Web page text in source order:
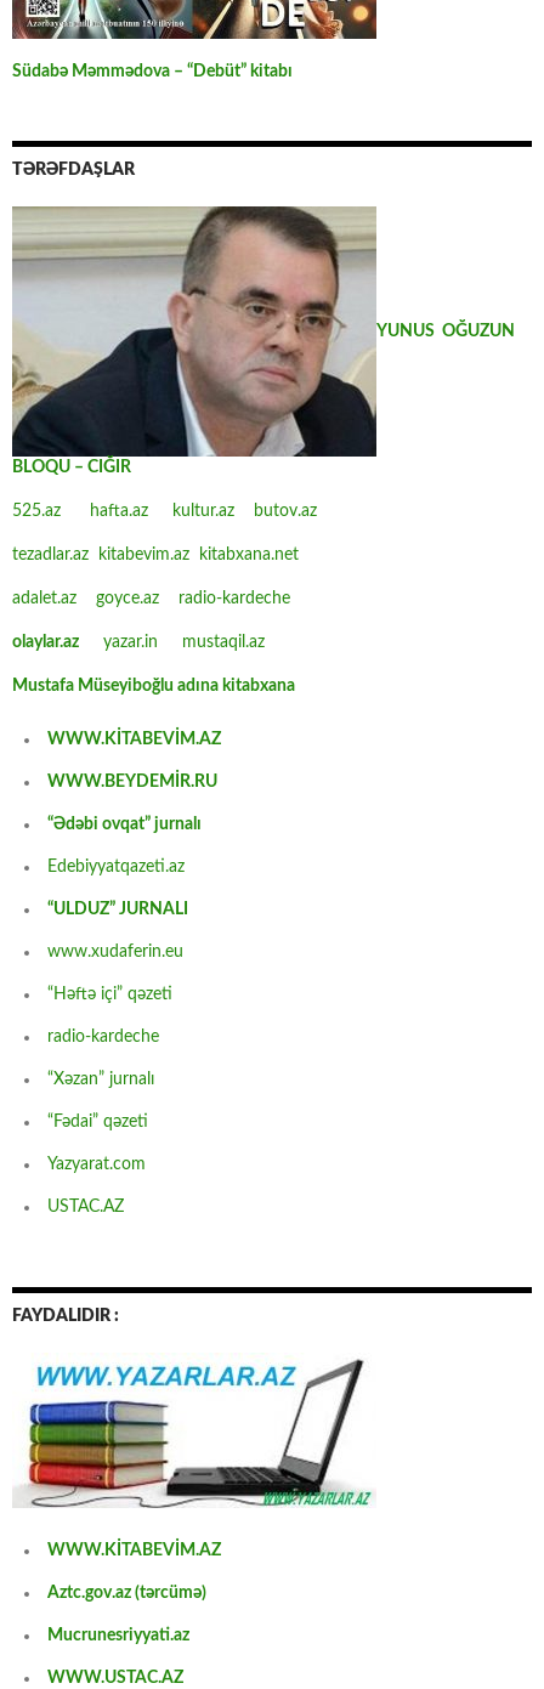
Südabə Məmmədova – “Debüt” kitabı
TƏRƏFDAŞLAR
YUNUS OĞUZUN
BLOQU – CIĞIR
525.az hafta.az kultur.az butov.az
tezadlar.az kitabevim.az kitabxana.net
adalet.az goyce.az radio-kardeche
olaylar.az yazar.in mustaqil.az
Mustafa Müseyiboğlu adına kitabxana
WWW.KİTABEVİM.AZ
WWW.BEYDEMİR.RU
“Ədəbi ovqat” jurnalı
Edebiyyatqazeti.az
“ULDUZ” JURNALI
www.xudaferin.eu
“Həftə içi” qəzeti
radio-kardeche
“Xəzan” jurnalı
“Fədai” qəzeti
Yazyarat.com
USTAC.AZ
FAYDALIDIR :
WWW.KİTABEVİM.AZ
Aztc.gov.az (tərcümə)
Mucrunesriyyati.az
WWW.USTAC.AZ